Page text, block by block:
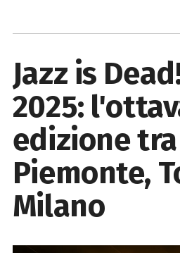
Jazz is
2025:
edizione tra
Piemonte,
Milano